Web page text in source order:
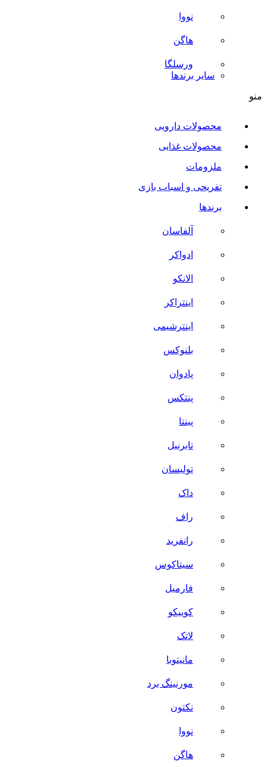
نووا
هاگن
ورسلگا
سایر برند‌ها
منو
محصولات دارویی
محصولات غذایی
ملزومات
تفریحی و اسباب بازی
برندها
آلفاسان
ادواکر
الانکو
اینتراکر
اینترشیمی
بلنوکس
پادوان
پنتکس
پینتا
تابرنیل
تولیسان
داک
راف
رانفرید
سیتاکوس
فارمیل
کوییکو
لاتک
مانیتوبا
مورنینگ برد
نکتون
نووا
هاگن